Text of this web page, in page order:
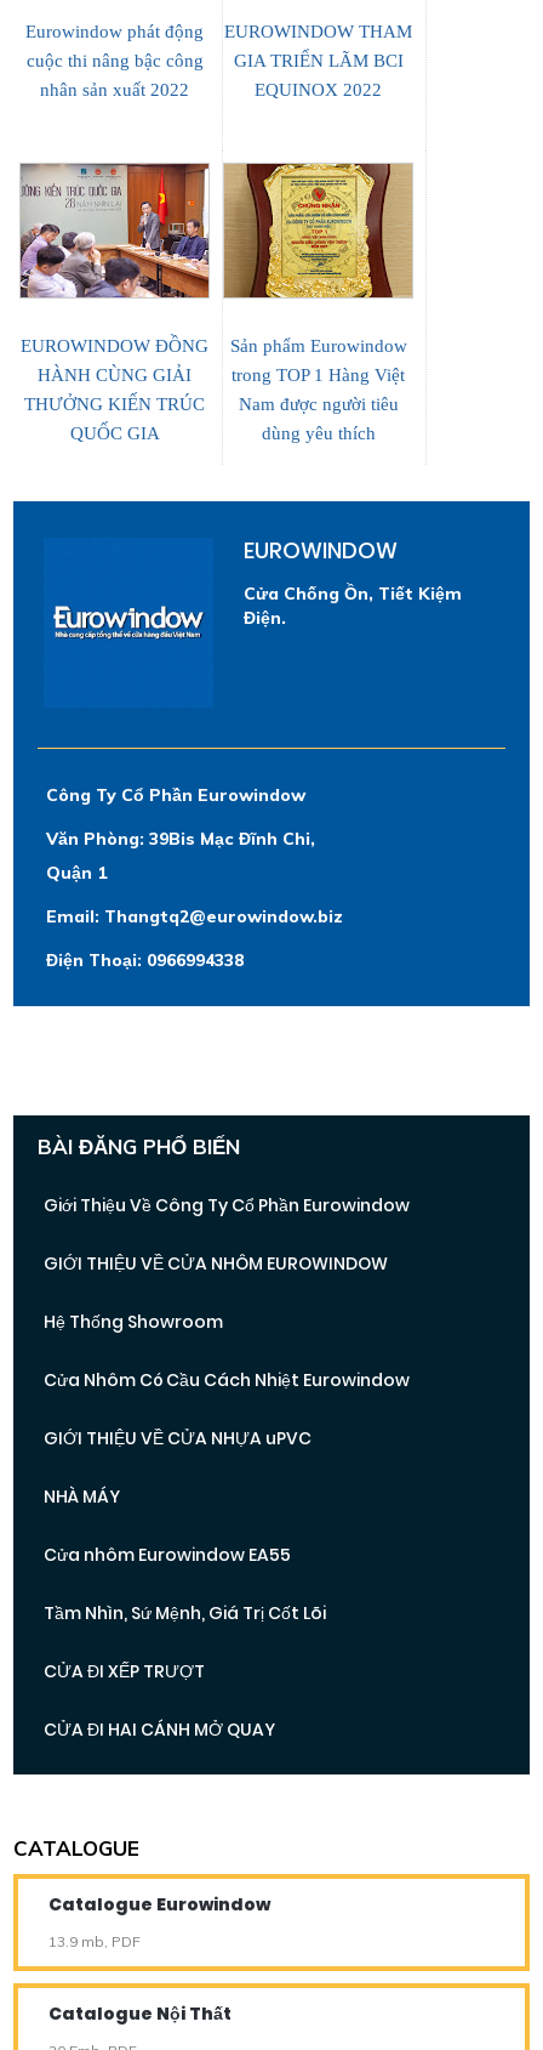
Eurowindow phát động
cuộc thi nâng bậc công
nhân sản xuất 2022
EUROWINDOW THAM
GIA TRIỂN LÃM BCI
EQUINOX 2022
EUROWINDOW ĐỒNG
HÀNH CÙNG GIẢI
THƯỞNG KIẾN TRÚC
QUỐC GIA
Sản phẩm Eurowindow
trong TOP 1 Hàng Việt
Nam được người tiêu
dùng yêu thích
EUROWINDOW
Cửa Chống Ồn, Tiết Kiệm
Điện.
Công Ty Cổ Phần Eurowindow
Văn Phòng: 39Bis Mạc Đĩnh Chi,
Quận 1
Email: Thangtq2@eurowindow.biz
Điện Thoại: 0966994338
BÀI ĐĂNG PHỔ BIẾN
Giới Thiệu Về Công Ty Cổ Phần Eurowindow
GIỚI THIỆU VỀ CỬA NHÔM EUROWINDOW
Hệ Thống Showroom
Cửa Nhôm Có Cầu Cách Nhiệt Eurowindow
GIỚI THIỆU VỀ CỬA NHỰA uPVC
NHÀ MÁY
Cửa nhôm Eurowindow EA55
Tầm Nhìn, Sứ Mệnh, Giá Trị Cốt Lõi
CỬA ĐI XẾP TRƯỢT
CỬA ĐI HAI CÁNH MỞ QUAY
CATALOGUE
Catalogue Eurowindow
13.9 mb, PDF
Catalogue Nội Thất